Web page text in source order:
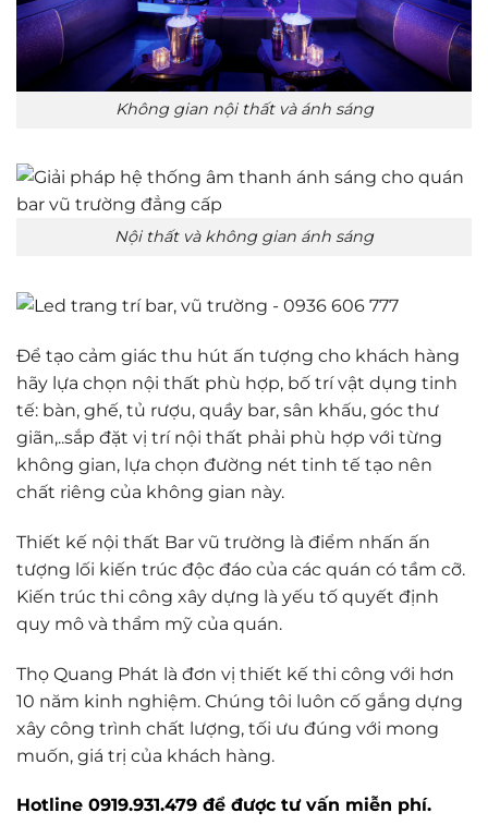
Không gian nội thất và ánh sáng
Nội thất và không gian ánh sáng
Để tạo cảm giác thu hút ấn tượng cho khách hàng
hãy lựa chọn nội thất phù hợp, bố trí vật dụng tinh
tế: bàn, ghế, tủ rượu, quầy bar, sân khấu, góc thư
giãn,..sắp đặt vị trí nội thất phải phù hợp với từng
không gian, lựa chọn đường nét tinh tế tạo nên
chất riêng của không gian này.
Thiết kế nội thất Bar vũ trường là điểm nhấn ấn
tượng lối kiến trúc độc đáo của các quán có tầm cỡ.
Kiến trúc thi công xây dựng là yếu tố quyết định
quy mô và thẩm mỹ của quán.
Thọ Quang Phát là đơn vị thiết kế thi công với hơn
10 năm kinh nghiệm. Chúng tôi luôn cố gắng dựng
xây công trình chất lượng, tối ưu đúng với mong
muốn, giá trị của khách hàng.
Hotline 0919.931.479 để được tư vấn miễn phí.